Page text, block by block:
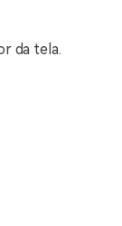
da tela.